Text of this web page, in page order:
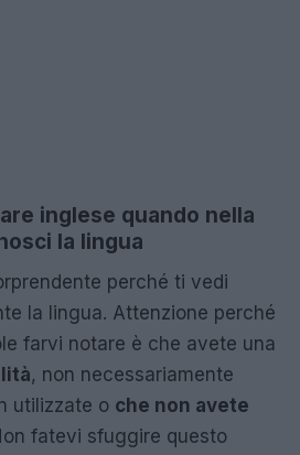
inglese quando nella
la lingua
perché ti vedi
la lingua. Attenzione perché
farvi notare è che avete una
, non necessariamente
utilizzate o che non avete
fatevi sfuggire questo